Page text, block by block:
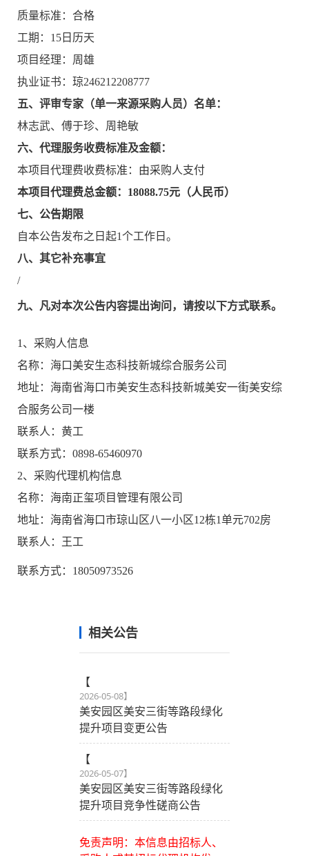
质量标准：合格
工期： 15日历天
项目经理： 周雄
执业证书： 琼246212208777
五、评审专家（单一来源采购人员）名单：
林志武、 傅于珍、 周艳敏
六、代理服务收费标准及金额：
本项目代理费收费标准：由采购人支付
本项目代理费总金额： 18088.75元（人民币）
七、公告期限
自本公告发布之日起1个工作日。
八、其它补充事宜
/
九、凡对本次公告内容提出询问，请按以下方式联系。
1、 采购人信息
名称： 海口美安生态科技新城综合服务公司
地址： 海南省海口市美安生态科技新城美安一街美安综
合服务公司一楼
联系人： 黄工
联系方式： 0898-65460970
2、 采购代理机构信息
名称： 海南正玺项目管理有限公司
地址： 海南省海口市琼山区八一小区12栋1单元702房
联系人：
王工
联系方式： 18050973526
相关公告
【
2026-05-08】
美安园区美安三街等路段绿化
提升项目变更公告
【
2026-05-07】
美安园区美安三街等路段绿化
提升项目竞争性磋商公告
免责声明：本信息由招标人、